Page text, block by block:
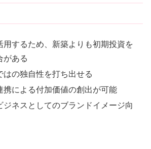
用するため、新築よりも初期投資を
がある
はの独自性を打ち出せる
携による付加価値の創出が可能
ジネスとしてのブランドイメージ向